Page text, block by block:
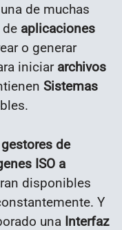
de muchas
aplicaciones
o generar
iniciar archivos
Sistemas
gestores de
ISO a
disponibles
Y
una Interfaz